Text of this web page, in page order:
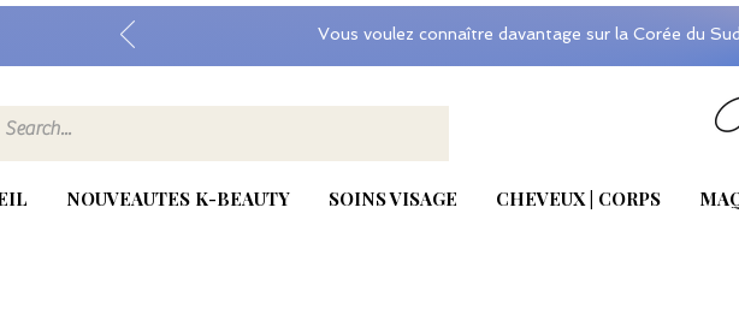
Vous voulez connaître davantage sur la Corée du
NOUVEAUTES K-BEAUTY SOINS VISAGE CHEVEUX | CORPS